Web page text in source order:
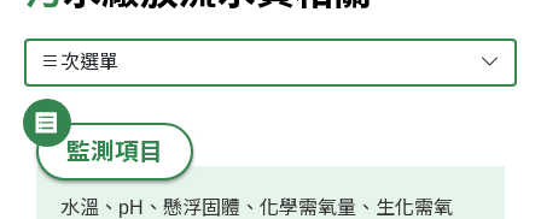
次選單
監測項目
水溫、pH、懸浮固體、化學需氧量、生化需氧